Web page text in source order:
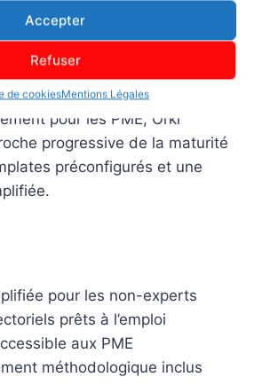
Accepter
Refuser
de cookiesMentions Légales
entreprises.
PME accessible
pour les PME, Orki
progressive de la maturité
préconfigurés et une
pour les non-experts
prêts à l’emploi
aux PME
méthodologique inclus